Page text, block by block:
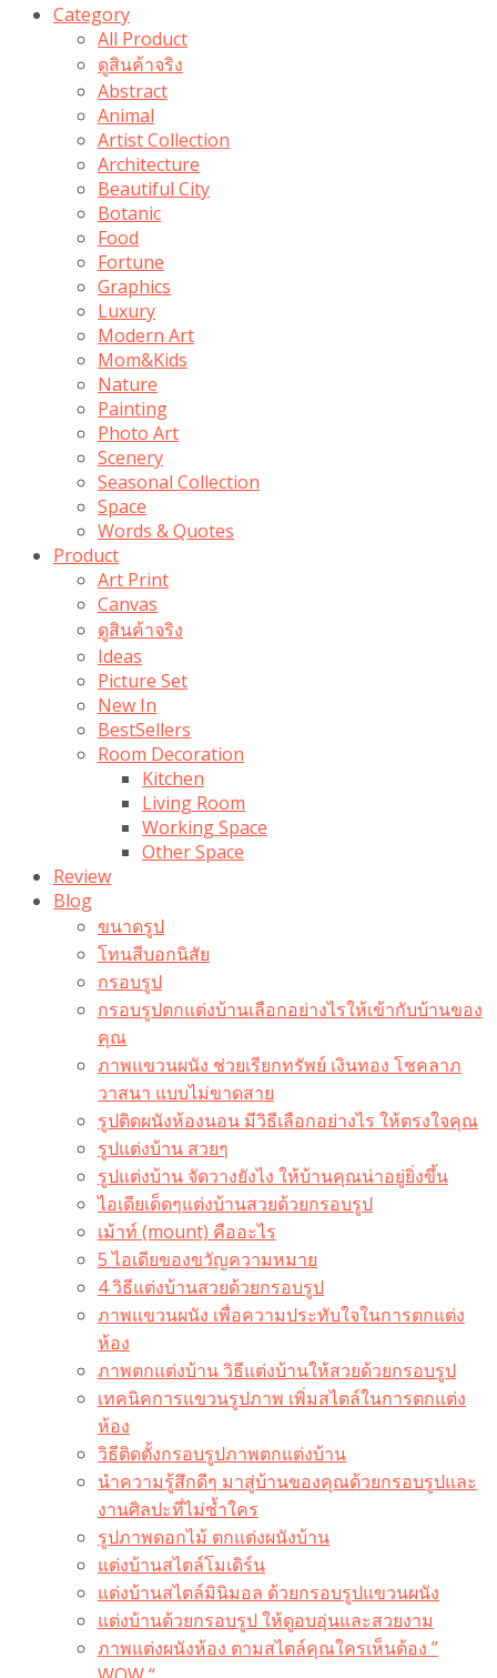
Category
All Product
ดูสินค้าจริง
Abstract
Animal
Artist Collection
Architecture
Beautiful City
Botanic
Food
Fortune
Graphics
Luxury
Modern Art
Mom&Kids
Nature
Painting
Photo Art
Scenery
Seasonal Collection
Space
Words & Quotes
Product
Art Print
Canvas
ดูสินค้าจริง
Ideas
Picture Set
New In
BestSellers
Room Decoration
Kitchen
Living Room
Working Space
Other Space
Review
Blog
ขนาดรูป
โทนสีบอกนิสัย
กรอบรูป
กรอบรูปตกแต่งบ้านเลือกอย่างไรให้เข้ากับบ้านของ
คุณ
ภาพแขวนผนัง ช่วยเรียกทรัพย์ เงินทอง โชคลาภ
วาสนา แบบไม่ขาดสาย
รูปติดผนังห้องนอน มีวิธีเลือกอย่างไร ให้ตรงใจคุณ
รูปแต่งบ้าน สวยๆ
รูปแต่งบ้าน จัดวางยังไง ให้บ้านคุณน่าอยู่ยิ่งขึ้น
ไอเดียเด็ดๆแต่งบ้านสวยด้วยกรอบรูป
เม้าท์ (mount) คืออะไร​
5 ไอเดียของขวัญความหมาย
4 วิธีแต่งบ้านสวยด้วยกรอบรูป
ภาพแขวนผนัง เพื่อความประทับใจในการตกแต่ง
ห้อง
ภาพตกแต่งบ้าน วิธีแต่งบ้านให้สวยด้วยกรอบรูป
เทคนิคการแขวนรูปภาพ เพิ่มสไตล์ในการตกแต่ง
ห้อง
วิธีติดตั้งกรอบรูปภาพตกแต่งบ้าน
นำความรู้สึกดีๆ มาสู่บ้านของคุณด้วยกรอบรูปและ
งานศิลปะที่ไม่ซ้ำใคร
รูปภาพดอกไม้ ตกแต่งผนังบ้าน
แต่งบ้านสไตล์โมเดิร์น
แต่งบ้านสไตล์มินิมอล ด้วยกรอบรูปแขวนผนัง
แต่งบ้านด้วยกรอบรูป ให้ดูอบอุ่นและสวยงาม
ภาพแต่งผนังห้อง ตามสไตล์คุณใครเห็นต้อง ”